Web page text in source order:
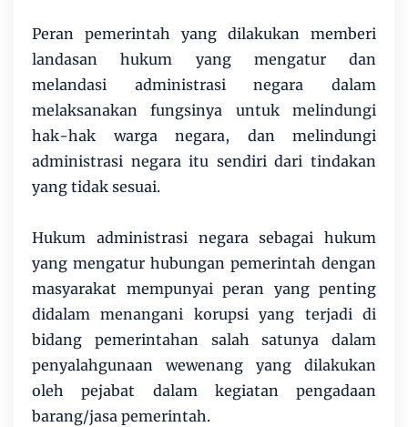
Peran pemerintah yang dilakukan memberi
landasan hukum yang mengatur dan
melandasi administrasi negara dalam
melaksanakan fungsinya untuk melindungi
hak-hak warga negara, dan melindungi
administrasi negara itu sendiri dari tindakan
yang tidak sesuai.
Hukum administrasi negara sebagai hukum
yang mengatur hubungan pemerintah dengan
masyarakat mempunyai peran yang penting
didalam menangani korupsi yang terjadi di
bidang pemerintahan salah satunya dalam
penyalahgunaan wewenang yang dilakukan
oleh pejabat dalam kegiatan pengadaan
barang/jasa pemerintah.